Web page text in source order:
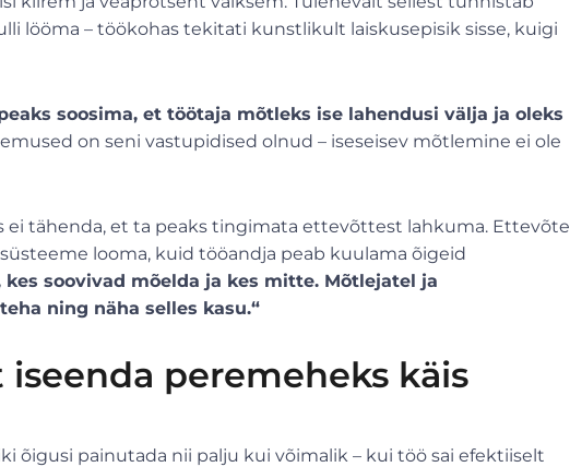
lööma – töökohas tekitati kunstlikult laiskusepisik sisse, kuigi
soosima, et töötaja mõtleks ise lahendusi välja ja oleks
on seni vastupidised olnud – iseseisev mõtlemine ei ole
ei tähenda, et ta peaks tingimata ettevõttest lahkuma. Ettevõte
looma, kuid tööandja peab kuulama õigeid
kes soovivad mõelda ja kes mitte. Mõtlejatel ja
ning näha selles kasu.“
peremeheks käis
õigusi painutada nii palju kui võimalik – kui töö sai efektiiselt